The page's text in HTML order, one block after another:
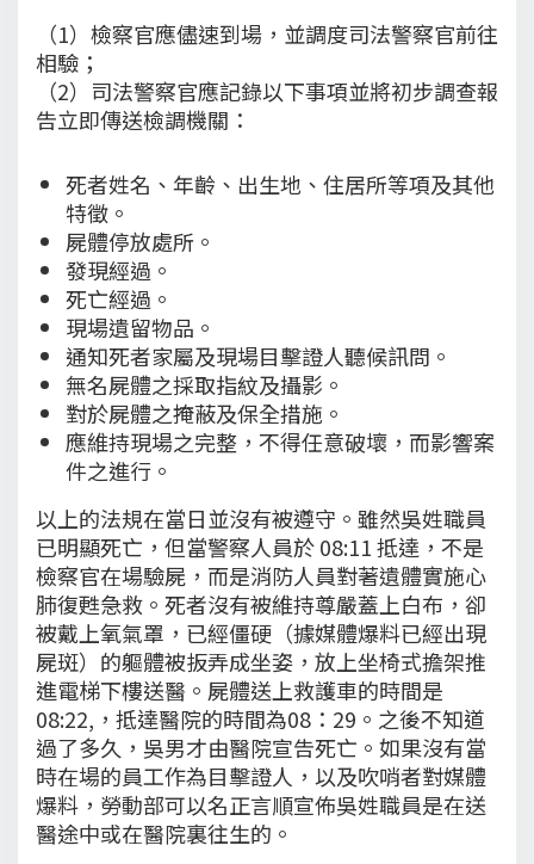
（1）檢察官應儘速到場，並調度司法警察官前往
相驗；
（2）司法警察官應記錄以下事項並將初步調查報
告立即傳送檢調機關：
死者姓名、年齡、出生地、住居所等項及其他
特徵。
屍體停放處所。
發現經過。
死亡經過。
現場遺留物品。
通知死者家屬及現場目擊證人聽候訊問。
無名屍體之採取指紋及攝影。
對於屍體之掩蔽及保全措施。
應維持現場之完整，不得任意破壞，而影響案
件之進行。
以上的法規在當日並沒有被遵守。雖然吳姓職員
已明顯死亡，但當警察人員於 08:11 抵達，不是
檢察官在場驗屍，而是消防人員對著遺體實施心
肺復甦急救。死者沒有被維持尊嚴蓋上白布，卻
被戴上氧氣罩，已經僵硬（據媒體爆料已經出現
屍斑）的軀體被扳弄成坐姿，放上坐椅式擔架推
進電梯下樓送醫。屍體送上救護車的時間是
08:22,，抵達醫院的時間為08：29。之後不知道
過了多久，吳男才由醫院宣告死亡。如果沒有當
時在場的員工作為目擊證人，以及吹哨者對媒體
爆料，勞動部可以名正言順宣佈吳姓職員是在送
醫途中或在醫院裏往生的。